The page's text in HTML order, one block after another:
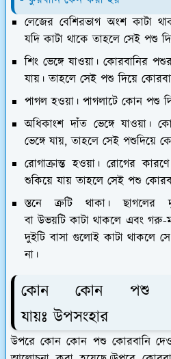
লেজের বেশিরভাগ অংশ কাটা
যদি কাটা থাকে তাহলে সেই পশু
শিং ভেঙ্গে যাওয়া। কোরবানির
যায়। তাহলে সেই পশু দিয়ে
পাগল হওয়া। পাগলাটে কোন পশু
অধিকাংশ দাঁত ভেঙ্গে যাওয়া।
ভেঙ্গে যায়, তাহলে সেই পশুদিয়ে
রোগাক্রান্ত হওয়া। রোগের
শুকিয়ে যায় তাহলে সেই পশু
স্তনে ত্রুটি থাকা। ছাগলের
বা উভয়টি কাটা থাকলে এবং গরু-
দুইটি বাসা গুলোই কাটা থাকলে
না।
কোন কোন পশু
যায়ঃ উপসংহার
উপরে কোন কোন পশু কোরবানি